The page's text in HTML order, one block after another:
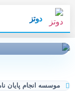
دوتز
موسسه انجام پایان